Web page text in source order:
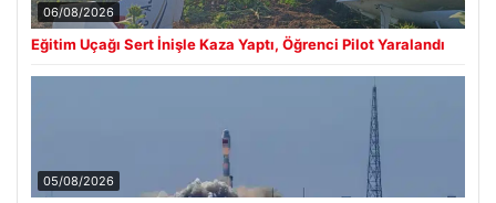
06/08/2026
Eğitim Uçağı Sert İnişle Kaza Yaptı, Öğrenci Pilot Yaralandı
05/08/2026